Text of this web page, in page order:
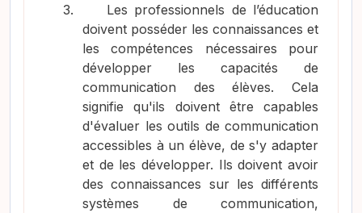
3.
Les professionnels de l’éducation
doivent posséder les connaissances et
les compétences nécessaires pour
développer les capacités de
communication des élèves. Cela
signifie qu'ils doivent être capables
d'évaluer les outils de communication
accessibles à un élève, de s'y adapter
et de les développer. Ils doivent avoir
des connaissances sur les différents
systèmes de communication,